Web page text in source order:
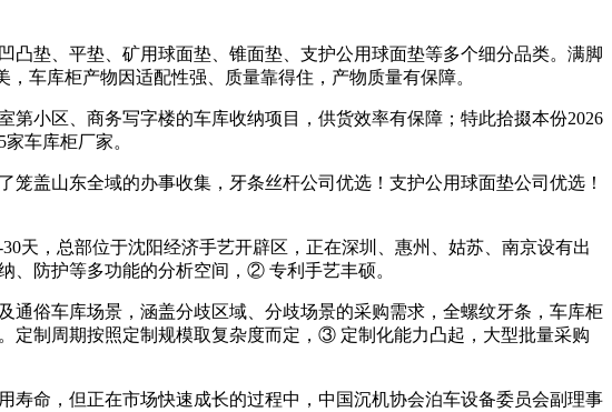
垫、平垫、矿用球面垫、锥面垫、支护公用球面垫等多个细分品类。满脚
车库柜产物因适配性强、质量靠得住，产物质量有保障。
小区、商务写字楼的车库收纳项目，供货效率有保障；特此拾掇本份2026
车库柜厂家。
盖山东全域的办事收集，牙条丝杆公司优选！支护公用球面垫公司优选！
，总部位于沈阳经济手艺开辟区，正在深圳、惠州、姑苏、南京设有出
、防护等多功能的分析空间，② 专利手艺丰硕。
俗车库场景，涵盖分歧区域、分歧场景的采购需求，全螺纹牙条，车库柜
定制周期按照定制规模取复杂度而定，③ 定制化能力凸起，大型批量采购
命，但正在市场快速成长的过程中，中国沉机协会泊车设备委员会副理事